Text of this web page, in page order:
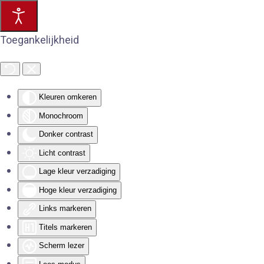
Toegankelijkheid
Kleuren omkeren
Monochroom
Donker contrast
Licht contrast
Lage kleur verzadiging
Hoge kleur verzadiging
Links markeren
Titels markeren
Scherm lezer